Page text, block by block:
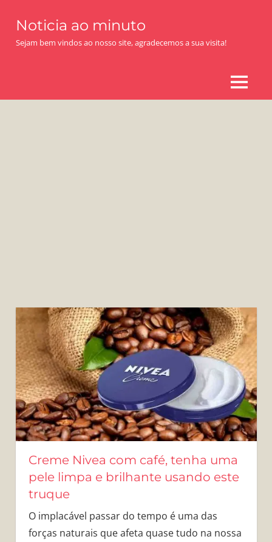
content
Noticia ao minuto
Sejam bem vindos ao nosso site, agradecemos a sua visita!
MENU
Creme Nivea com café, tenha uma
pele limpa e brilhante usando este
truque
O implacável passar do tempo é uma das
forças naturais que afeta quase tudo na nossa